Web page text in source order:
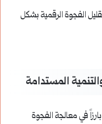
الفجوة الرقمية بشكل
المستدامة
في معالجة الفجوة